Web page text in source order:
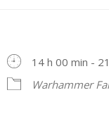
14 h 00 min -
Warhammer